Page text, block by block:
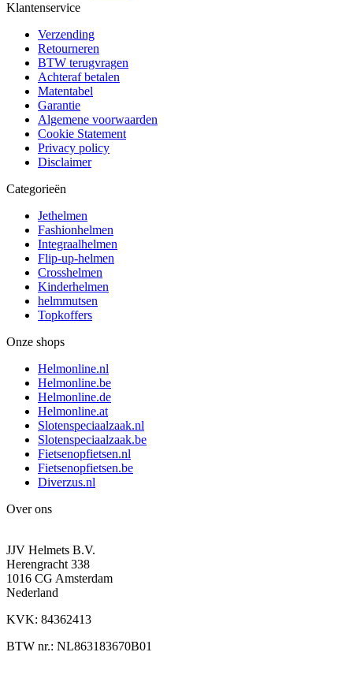
Klantenservice
Verzending
Retourneren
BTW terugvragen
Achteraf betalen
Matentabel
Garantie
Algemene voorwaarden
Cookie Statement
Privacy policy
Disclaimer
Categorieën
Jethelmen
Fashionhelmen
Integraalhelmen
Flip-up-helmen
Crosshelmen
Kinderhelmen
helmmutsen
Topkoffers
Onze shops
Helmonline.nl
Helmonline.be
Helmonline.de
Helmonline.at
Slotenspeciaalzaak.nl
Slotenspeciaalzaak.be
Fietsenopfietsen.nl
Fietsenopfietsen.be
Diverzus.nl
Over ons
JJV Helmets B.V.
Herengracht 338
1016 CG Amsterdam
Nederland
KVK: 84362413
BTW nr.: NL863183670B01